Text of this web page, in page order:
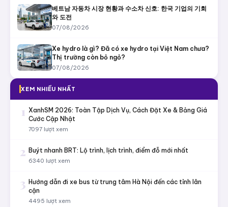
베트남 자동차 시장 현황과 수소차 신호: 한국 기업의 기회
와 도전
07/08/2026
Xe hydro là gì? Đã có xe hydro tại Việt Nam chưa?
Thị trường còn bỏ ngỏ?
07/08/2026
XEM NHIỀU NHẤT
1 XanhSM 2026: Toàn Tập Dịch Vụ, Cách Đặt Xe & Bảng Giá
Cước Cập Nhật
7097 lượt xem
2 Buýt nhanh BRT: Lộ trình, lịch trình, điểm đỗ mới nhất
6340 lượt xem
3 Hướng dẫn đi xe bus từ trung tâm Hà Nội đến các tỉnh lân
cận
4495 lượt xem